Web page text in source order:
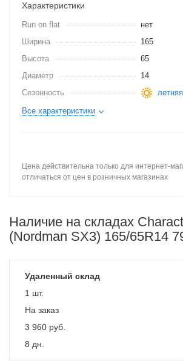
Характеристики
Run on flat
нет
Ширина
165
Высота
65
Диаметр
14
Сезонность
летняя
Все характеристики
Цена действительна только для интернет-
отличаться от цен в розничных магазинах
Наличие на складах
(Nordman SX3) 165/65R14
Удаленный склад
1 шт.
На заказ
3 960 руб.
8 дн.